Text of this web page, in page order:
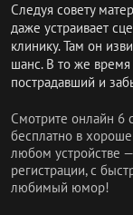
Следуя совету
даже устраивает
клинику. Там он
шанс. В то же время
пострадавший и
Смотрите онлайн 6
бесплатно в
любом устройстве
регистрации, с
любимый юмор!